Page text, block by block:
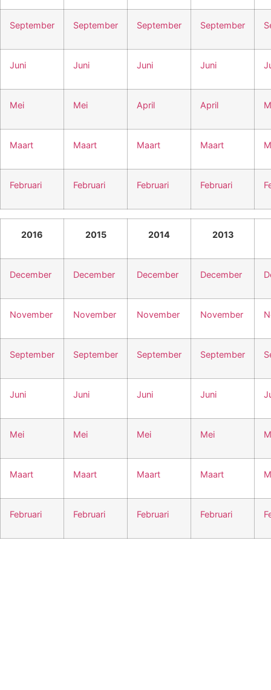
September September September September
Juni Juni Juni Juni
Mei Mei April April
Maart Maart Maart Maart
Februari Februari Februari Februari
2016 2015 2014 2013
December December December December
November November November November
September September September September
Juni Juni Juni Juni
Mei Mei Mei Mei
Maart Maart Maart Maart
Februari Februari Februari Februari